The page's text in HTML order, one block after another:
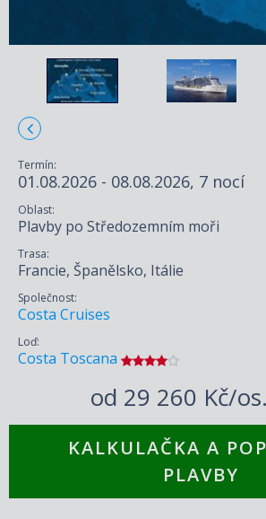
Termín:
01.08.2026 - 08.08.2026, 7 nocí
Oblast:
Plavby po Středozemním moři
Trasa:
Francie, Španělsko, Itálie
Společnost:
Costa Cruises
Loď:
Costa Toscana
od 29 260 Kč/os.
KALKULAČKA A
PLAVBY